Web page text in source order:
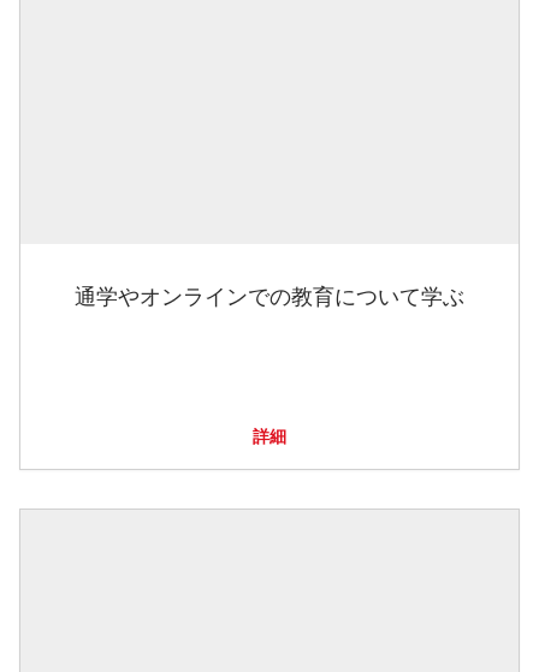
通学やオンラインでの教育について学ぶ
詳細